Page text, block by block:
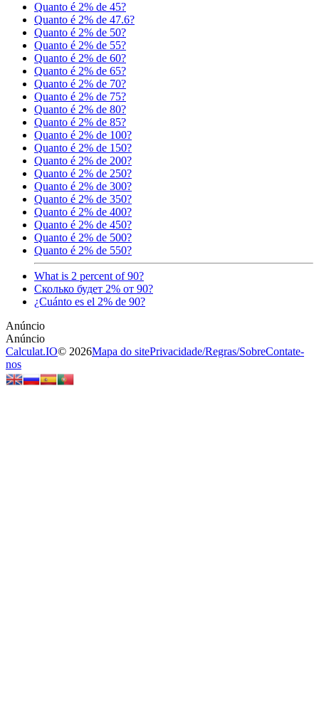
Quanto é 2% de 45?
Quanto é 2% de 47.6?
Quanto é 2% de 50?
Quanto é 2% de 55?
Quanto é 2% de 60?
Quanto é 2% de 65?
Quanto é 2% de 70?
Quanto é 2% de 75?
Quanto é 2% de 80?
Quanto é 2% de 85?
Quanto é 2% de 100?
Quanto é 2% de 150?
Quanto é 2% de 200?
Quanto é 2% de 250?
Quanto é 2% de 300?
Quanto é 2% de 350?
Quanto é 2% de 400?
Quanto é 2% de 450?
Quanto é 2% de 500?
Quanto é 2% de 550?
What is 2 percent of 90?
Сколько будет 2% от 90?
¿Cuánto es el 2% de 90?
Calculat.IO© 2026Mapa do sitePrivacidade/Regras/SobreContate-
nos